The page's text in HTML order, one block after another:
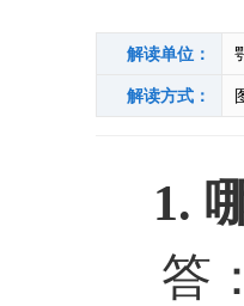
解读单位：
解读方式：
1.
答：